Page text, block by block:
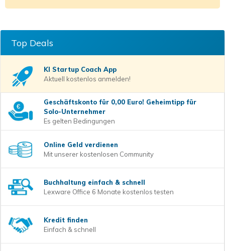
Top Deals
KI Startup Coach App
Aktuell kostenlos anmelden!
Geschäftskonto für 0,00 Euro! Geheimtipp für
Solo-Unternehmer
Es gelten Bedingungen
Online Geld verdienen
Mit unserer kostenlosen Community
Buchhaltung einfach & schnell
Lexware Office 6 Monate kostenlos testen
Kredit finden
Einfach & schnell